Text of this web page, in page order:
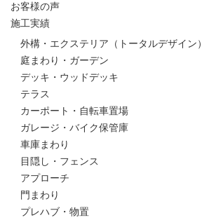
お客様の声
施工実績
外構・エクステリア（トータルデザイン）
庭まわり・ガーデン
デッキ・ウッドデッキ
テラス
カーポート・自転車置場
ガレージ・バイク保管庫
車庫まわり
目隠し・フェンス
アプローチ
門まわり
プレハブ・物置